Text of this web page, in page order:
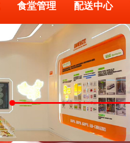
食堂管理 配送中心